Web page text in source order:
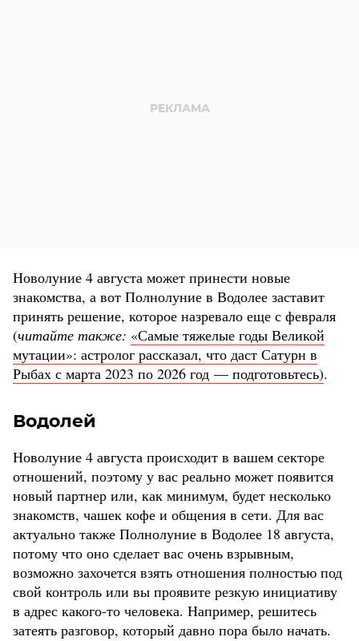
Новолуние 4 августа может принести новые
знакомства, а вот Полнолуние в Водолее заставит
принять решение, которое назревало еще с февраля
(читайте также: «Самые тяжелые годы Великой
мутации»: астролог рассказал, что даст Сатурн в
Рыбах с марта 2023 по 2026 год — подготовьтесь).
Водолей
Новолуние 4 августа происходит в вашем секторе
отношений, поэтому у вас реально может появится
новый партнер или, как минимум, будет несколько
знакомств, чашек кофе и общения в сети. Для вас
актуально также Полнолуние в Водолее 18 августа,
потому что оно сделает вас очень взрывным,
возможно захочется взять отношения полностью под
свой контроль или вы проявите резкую инициативу
в адрес какого-то человека. Например, решитесь
затеять разговор, который давно пора было начать.